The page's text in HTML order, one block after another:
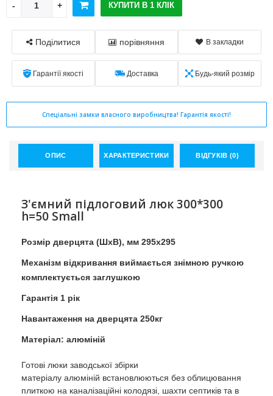
КУПИТИ В 1 КЛІК
Поділитися порівняння В закладки
Гарантії якості Доставка Будь-який розмір
Спеціальні замки власного виробництва! Гарантія якості!
ОПИС ХАРАКТЕРИСТИКИ ВІДГУКІВ (0)
З'ємний підлоговий люк 300*300
h=50 Small
Розмір дверцята (ШхВ), мм 295х295
Механізм відкривання виймається знімною ручкою
комплектується заглушкою
Гарантія 1 рік
Навантаження на дверцята 250кг
Матеріал: алюміній
Готові люки заводської збірки
матеріалу алюміній встановлюються без облицювання
плиткою на каналізаційні колодязі, шахти септиків та в